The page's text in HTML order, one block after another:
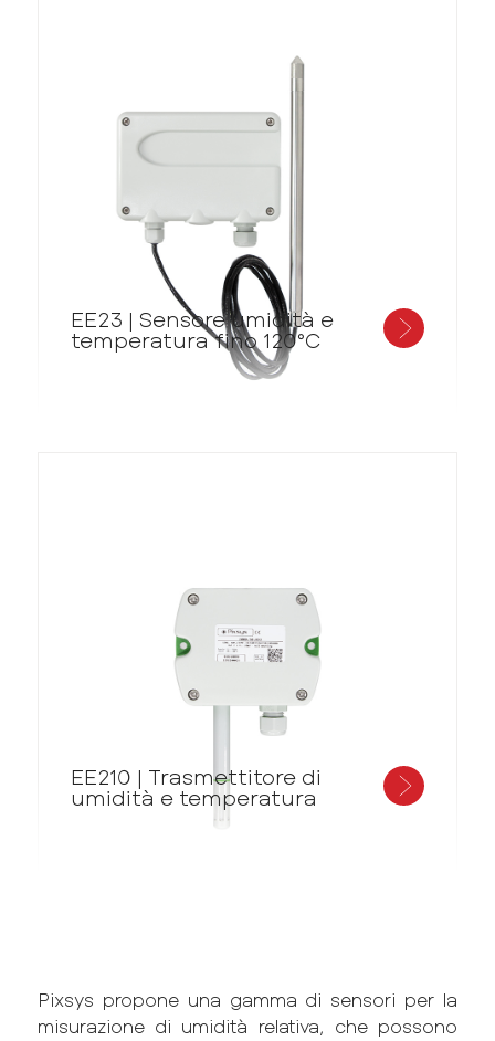
Pixsys propone una gamma di sensori per la
misurazione di umidità relativa, che possono
EE23 | Sensore umidità e
temperatura fino 120°C
EE210 | Trasmettitore di
umidità e temperatura